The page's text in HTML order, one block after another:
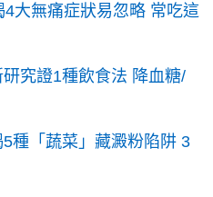
大無痛症狀易忽略 常吃這
究證1種飲食法 降血糖/
種「蔬菜」藏澱粉陷阱 3